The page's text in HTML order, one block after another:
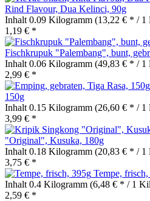
Rind Flavour, Dua Kelinci, 90g
Inhalt 0.09 Kilogramm (13,22 € * / 1
1,19 € *
Fischkrupuk "Palembang", bunt,
Inhalt 0.06 Kilogramm (49,83 € * / 1
2,99 € *
150g
Inhalt 0.15 Kilogramm (26,60 € * / 1
3,99 € *
"Original", Kusuka, 180g
Inhalt 0.18 Kilogramm (20,83 € * / 1
3,75 € *
Tempe,
Inhalt 0.4 Kilogramm (6,48 € * / 1
2,59 € *